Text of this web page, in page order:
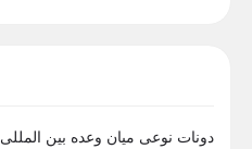
دونات نوعی میان وعده بین